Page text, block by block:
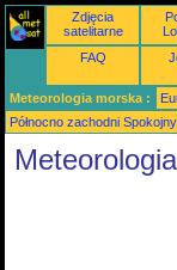
Zdjęcia
satelitarne
FAQ
Meteorologia morska :
Północno zachodni Spokojny